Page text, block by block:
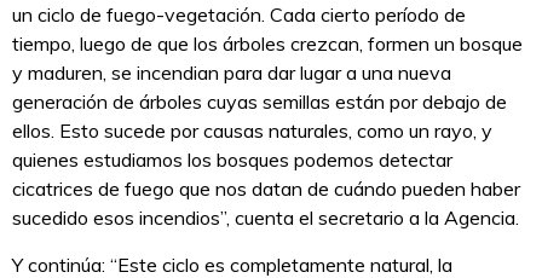
un ciclo de fuego-vegetación. Cada cierto período de
tiempo, luego de que los árboles crezcan, formen un bosque
y maduren, se incendian para dar lugar a una nueva
generación de árboles cuyas semillas están por debajo de
ellos. Esto sucede por causas naturales, como un rayo, y
quienes estudiamos los bosques podemos detectar
cicatrices de fuego que nos datan de cuándo pueden haber
sucedido esos incendios”, cuenta el secretario a la Agencia.
Y continúa: “Este ciclo es completamente natural, la